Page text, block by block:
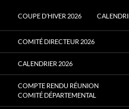
COUPE D’HIVER 2026
COMITÉ DIRECTEUR 2026
CALENDRIER 2026
COMPTE RENDU RÉUNION
COMITÉ DÉPARTEMENTAL